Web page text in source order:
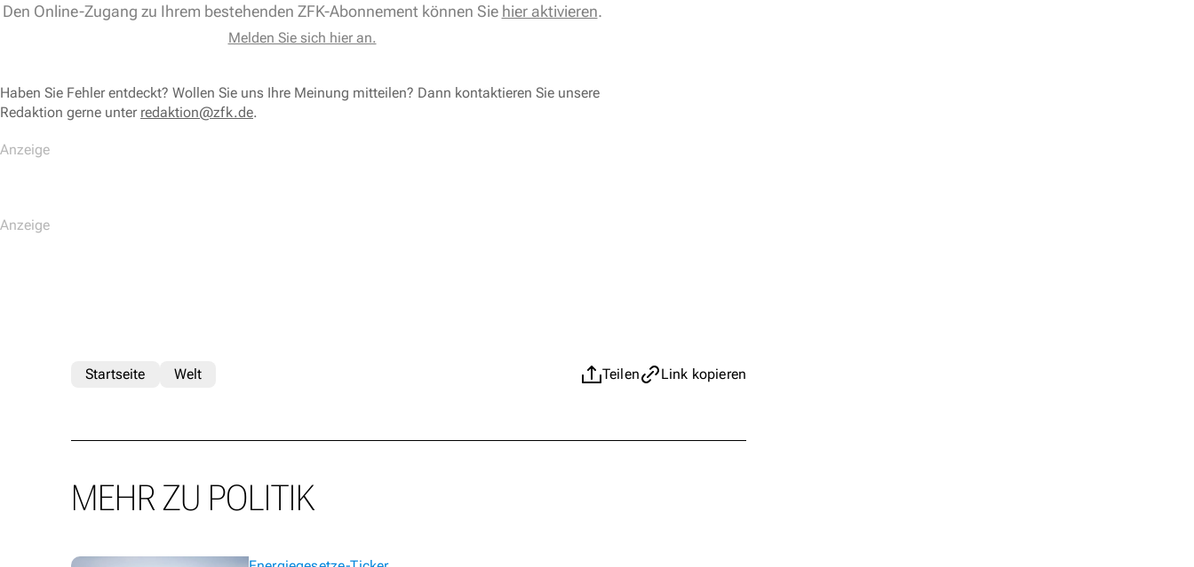
Den Online-Zugang zu Ihrem bestehenden ZFK-Abonnement können Sie hier aktivieren.
Melden Sie sich hier an.
Haben Sie Fehler entdeckt? Wollen Sie uns Ihre Meinung mitteilen? Dann kontaktieren Sie unsere
Redaktion gerne unter redaktion@zfk.de.
Teilen Link kopieren
Startseite Welt
MEHR ZU POLITIK